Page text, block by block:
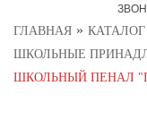
ГЛАВНАЯ » КАТАЛОГ
ШКОЛЬНЫЕ
ШКОЛЬНЫЙ ПЕНАЛ